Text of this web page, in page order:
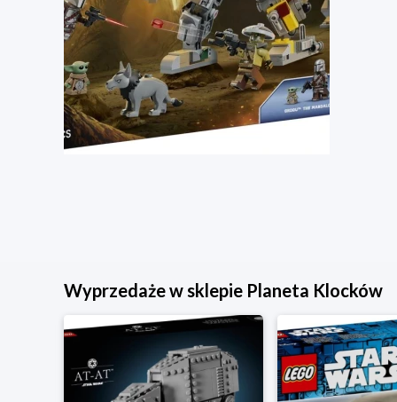
Wyprzedaże w sklepie Planeta Klocków